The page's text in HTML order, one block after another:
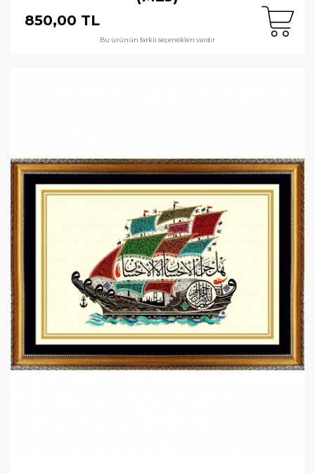
850,00 TL
Bu ürünün farklı seçenekleri vardır